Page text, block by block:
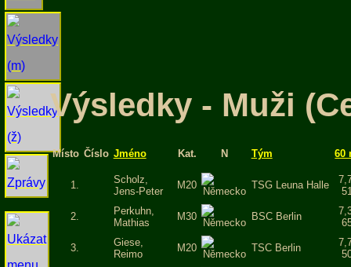
Výsledky - Muži
Místo Číslo Jméno Kat. N Tým 60
1.
Scholz,
Jens-Peter
M20 TSG Leuna Halle
2.
Perkuhn,
Mathias
M30 BSC Berlin
3.
Giese,
Reimo
M20 TSC Berlin